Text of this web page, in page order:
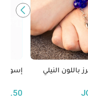
باللون النيلي
6.50